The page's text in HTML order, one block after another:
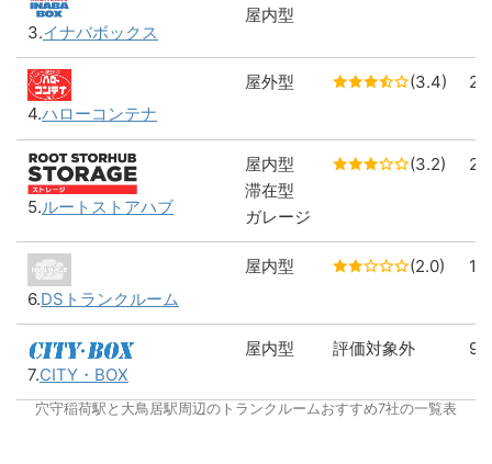
3.イナバボックス
屋内型
4.ハローコンテナ
屋外型 (3.4) 2
5.ルートストアハブ
屋内型
滞在型
ガレージ
(3.2) 2
6.DSトランクルーム
屋内型 (2.0) 1
7.CITY・BOX
屋内型 評価対象外 9
穴守稲荷駅と大鳥居駅周辺のトランクルームおすすめ7社の一覧表